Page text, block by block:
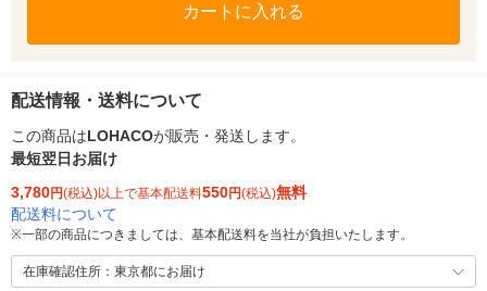
カートに入れる
配送情報・送料について
この商品はLOHACOが販売・発送します。
最短翌日お届け
3,780円(税込)以上で基本配送料550円(税込)無料
配送料について
※一部の商品につきましては、基本配送料を当社が負担いたします。
在庫確認住所：東京都にお届け